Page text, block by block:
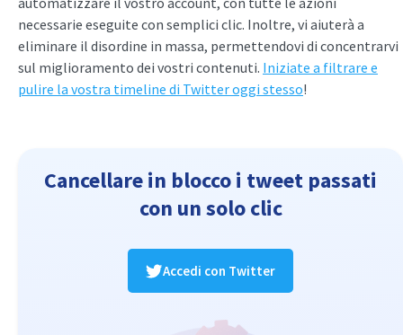
necessarie eseguite con semplici clic. Inoltre, vi aiuterà a
eliminare il disordine in massa, permettendovi di concentrarvi
sul miglioramento dei vostri contenuti. Iniziate a filtrare e
pulire la vostra timeline di Twitter oggi stesso!
Cancellare in blocco i tweet passati
con un solo clic
Accedi con Twitter